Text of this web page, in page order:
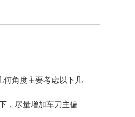
何角度主要考虑以下几
，尽量增加车刀主偏